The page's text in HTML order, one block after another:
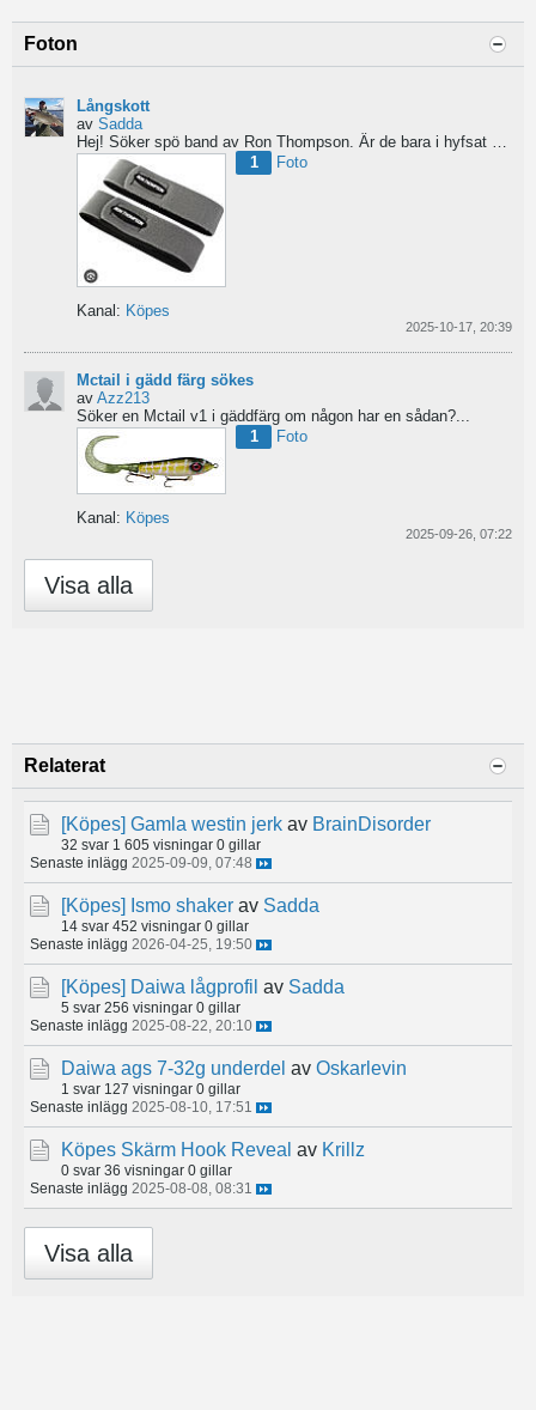
Foton
Långskott
av Sadda
Hej! Söker spö band av Ron Thompson. Är de bara i hyfsat skick så köper jag gärna ett par....
1
Foto
Kanal: Köpes
2025-10-17, 20:39
Mctail i gädd färg sökes
av Azz213
Söker en Mctail v1 i gäddfärg om någon har en sådan?...
1
Foto
Kanal: Köpes
2025-09-26, 07:22
Visa alla
Relaterat
[Köpes] Gamla westin jerk av BrainDisorder
32 svar 1 605 visningar 0 gillar
Senaste inlägg 2025-09-09, 07:48
[Köpes] Ismo shaker av Sadda
14 svar 452 visningar 0 gillar
Senaste inlägg 2026-04-25, 19:50
[Köpes] Daiwa lågprofil av Sadda
5 svar 256 visningar 0 gillar
Senaste inlägg 2025-08-22, 20:10
Daiwa ags 7-32g underdel av Oskarlevin
1 svar 127 visningar 0 gillar
Senaste inlägg 2025-08-10, 17:51
Köpes Skärm Hook Reveal av Krillz
0 svar 36 visningar 0 gillar
Senaste inlägg 2025-08-08, 08:31
Visa alla